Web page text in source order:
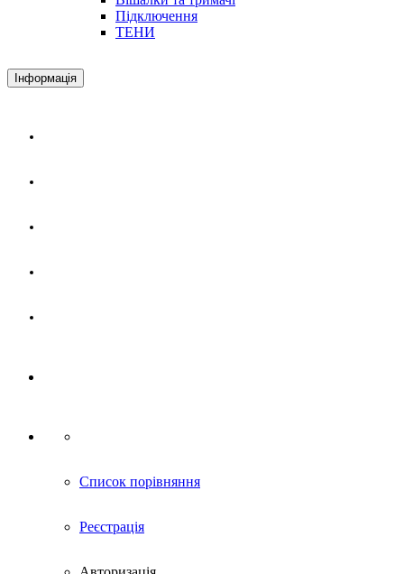
Підключення
ТЕНИ
Інформація
Список порівняння
Реєстрація